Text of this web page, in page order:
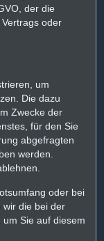
der die
oder
um
Die dazu
Zwecke der
für den Sie
abgefragten
werden.
oder bei
wir die bei der
Sie auf diesem